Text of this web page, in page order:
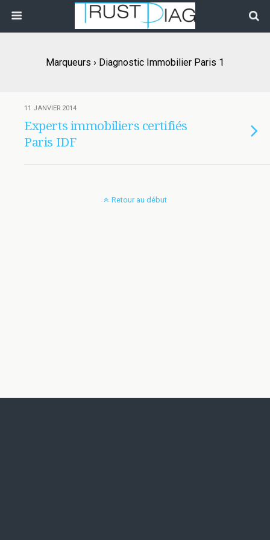
Marqueurs › Diagnostic Immobilier Paris 1
11 JANVIER 2014
Experts immobiliers certifiés
Paris IDF
Retour au début